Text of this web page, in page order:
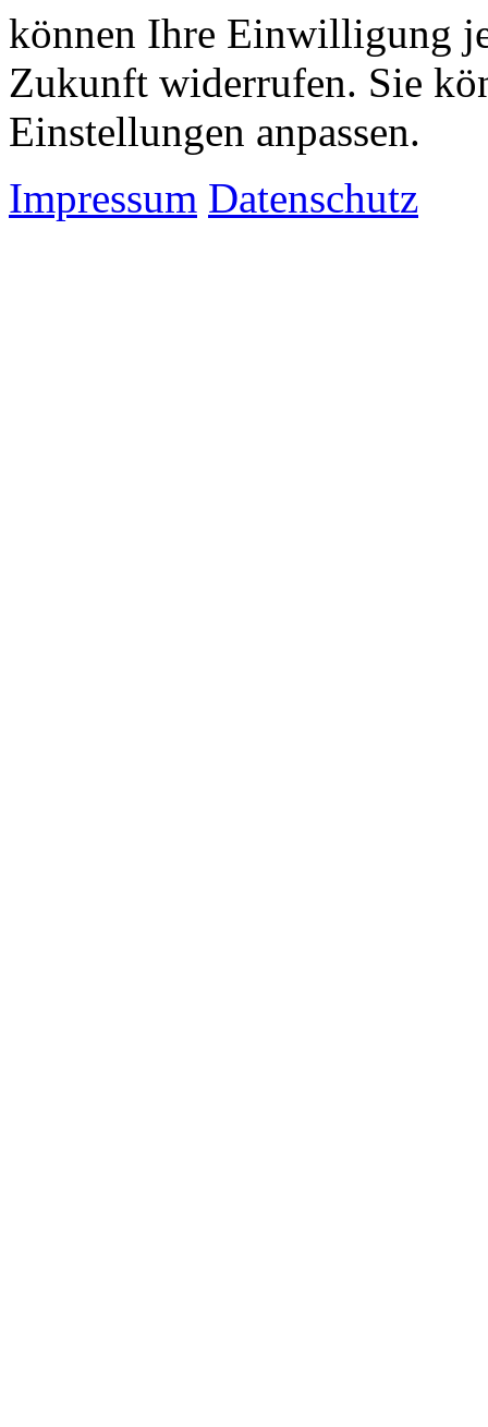
können Ihre Einwilligung
Zukunft widerrufen. Sie
Einstellungen anpassen.
Impressum Datenschutz